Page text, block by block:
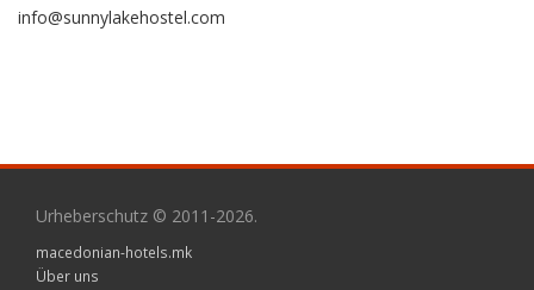
info@sunnylakehostel.com
Urheberschutz © 2011-2026.
macedonian-hotels.mk
Über uns